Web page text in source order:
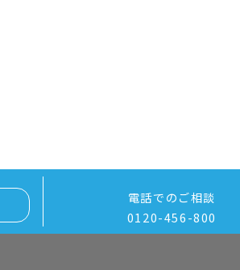
電話でのご相談
0120-456-800